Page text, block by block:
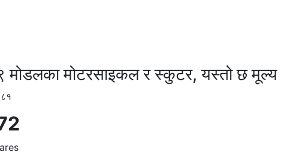
मोडलका मोटरसाइकल र स्कुटर, यस्तो छ मूल्य